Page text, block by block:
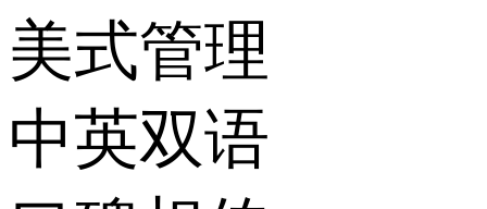
美式管理
中英双语